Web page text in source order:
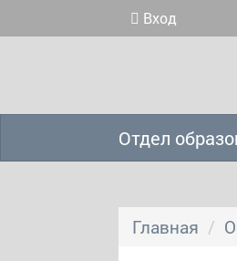
Вход
Отдел
Главная